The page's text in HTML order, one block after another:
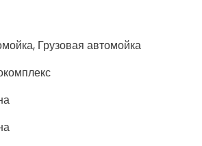
Грузовая автомойка